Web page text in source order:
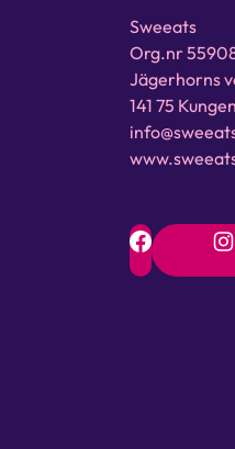
Sweeats
Org.nr
Jägerhorns
141 75